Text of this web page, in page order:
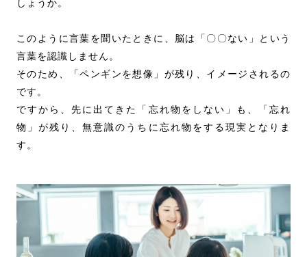
しょうか。
このように言葉を聞いたときに、脳は「〇〇ない」という
言葉を認識しません。
そのため、「ペンギンを想像」が残り、イメージされるの
です。
ですから、先に出てきた「忘れ物をしない」も、「忘れ
物」が残り、無意識のうちに忘れ物をする現実となりま
す。